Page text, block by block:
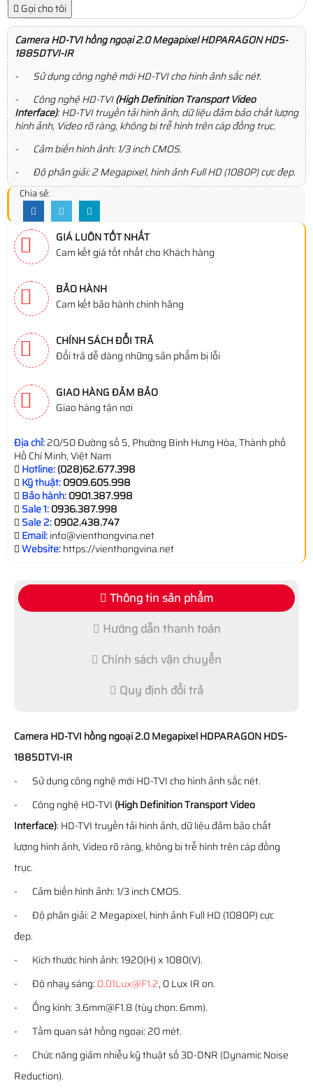
Gọi cho tôi
Camera HD-TVI hồng ngoại 2.0 Megapixel HDPARAGON HDS-
1885DTVI-IR
- Sử dụng công nghệ mới HD-TVI cho hình ảnh sắc nét.
- Công nghệ HD-TVI(High Definition Transport Video
Interface): HD-TVI truyền tải hình ảnh, dữ liệu đảm bảo chất lượng
hình ảnh, Video rõ ràng, không bị trễ hình trên cáp đồng trục.
- Cảm biến hình ảnh: 1/3 inch CMOS.
- Độ phân giải: 2 Megapixel, hình ảnh Full HD (1080P) cực đẹp.
Chia sẻ:
GIÁ LUÔN TỐT NHẤT
Cam kết giá tốt nhất cho Khách hàng
BẢO HÀNH
Cam kết bảo hành chính hãng
CHÍNH SÁCH ĐỔI TRẢ
Đổi trả dễ dàng những sản phẩm bị lỗi
GIAO HÀNG ĐẢM BẢO
Giao hàng tận nơi
Địa chỉ:20/50 Đường số 5, Phường Bình Hưng Hòa, Thành phố
Hồ Chí Minh, Việt Nam
Hotline:(028)62.677.398
Kỹ thuật:0909.605.998
Bảo hành:0901.387.998
Sale 1:0936.387.998
Sale 2:0902.438.747
Email:info@vienthongvina.net
Website:https://vienthongvina.net
Thông tin sản phẩm
Hướng dẫn thanh toán
Chính sách vận chuyển
Quy định đổi trả
Camera HD-TVI hồng ngoại 2.0 Megapixel HDPARAGON HDS-
1885DTVI-IR
- Sử dụng công nghệ mới HD-TVI cho hình ảnh sắc nét.
- Công nghệ HD-TVI (High Definition Transport Video
Interface): HD-TVI truyền tải hình ảnh, dữ liệu đảm bảo chất
lượng hình ảnh, Video rõ ràng, không bị trễ hình trên cáp đồng
trục.
- Cảm biến hình ảnh: 1/3 inch CMOS.
- Độ phân giải: 2 Megapixel, hình ảnh Full HD (1080P) cực
đẹp.
- Kích thước hình ảnh: 1920(H) x 1080(V).
- Độ nhạy sáng: 0.01Lux@F1.2, 0 Lux IR on.
- Ống kính: 3.6mm@F1.8 (tùy chọn: 6mm).
- Tầm quan sát hồng ngoại: 20 mét.
- Chức năng giảm nhiễu kỹ thuật số 3D-DNR (Dynamic Noise
Reduction).